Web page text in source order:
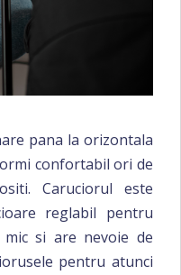
pana la orizontala
confortabil ori de
Caruciorul este
reglabil pentru
si are nevoie de
pentru atunci